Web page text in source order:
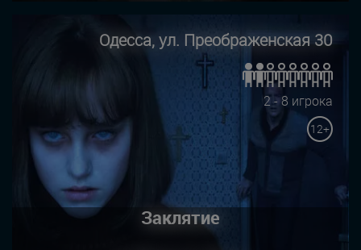
Одесса, ул. Преображенская 30
2 - 8 игрока
12+
Заклятие